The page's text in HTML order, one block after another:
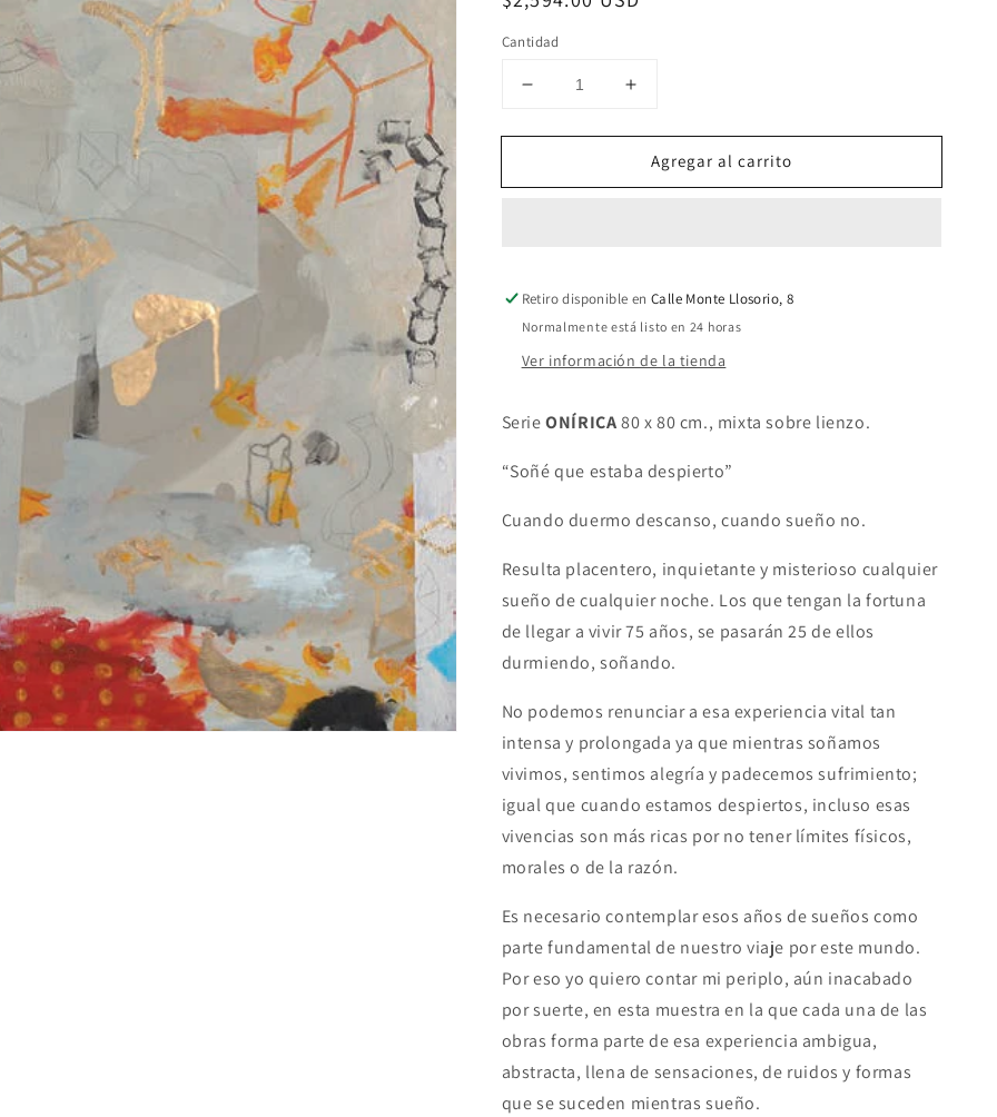
habitual
Cantidad
Reducir
para
por
Aumentar
para
Indiferencia
por
Agregar al carrito
Retiro disponible en Calle Monte Llosorio, 8
Normalmente está listo en 24 horas
Ver información de la tienda
SerieONÍRICA80 x 80 cm., mixta sobre lienzo.
“Soñé que estaba despierto”
Cuando duermo descanso, cuando sueño no.
Resulta placentero, inquietante y misterioso cualquier
sueño de cualquier noche. Los que tengan la fortuna
de llegar a vivir 75 años, se pasarán 25 de ellos
durmiendo, soñando.
No podemos renunciar a esa experiencia vital tan
intensa y prolongada ya que mientras soñamos
vivimos, sentimos alegría y padecemos sufrimiento;
igual que cuando estamos despiertos, incluso esas
vivencias son más ricas por no tener límites físicos,
morales o de la razón.
Es necesario contemplar esos años de sueños como
parte fundamental de nuestro viaje por este mundo.
Por eso yo quiero contar mi periplo, aún inacabado
por suerte, en esta muestra en la que cada una de las
obras forma parte de esa experiencia ambigua,
abstracta, llena de sensaciones, de ruidos y formas
que se suceden mientras sueño.